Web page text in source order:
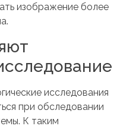
изображение более
исследования
при обследовании
К таким